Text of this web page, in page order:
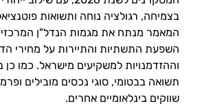
בצמיחה, רגולציה נוחה ותשואות
המאמר מנתח את מגמות הנדל"ן
השפעת התשתיות והתיירות על מחירי
וההזדמנויות למשקיעים מישראל. כמו כן
תשואה בבטומי, סוגי נכסים מובילים
שווקים בינלאומיים אחרים.